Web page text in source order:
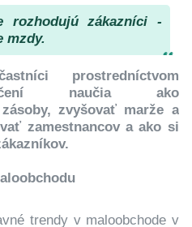
rozhodujú zákazníci -
mzdy.
prostredníctvom
naučia ako
zvyšovať marže a
zamestnancov a ako si
trendy v maloobchode v